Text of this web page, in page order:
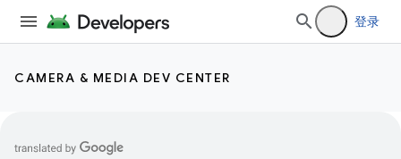
登录
CAMERA & MEDIA DEV CENTER